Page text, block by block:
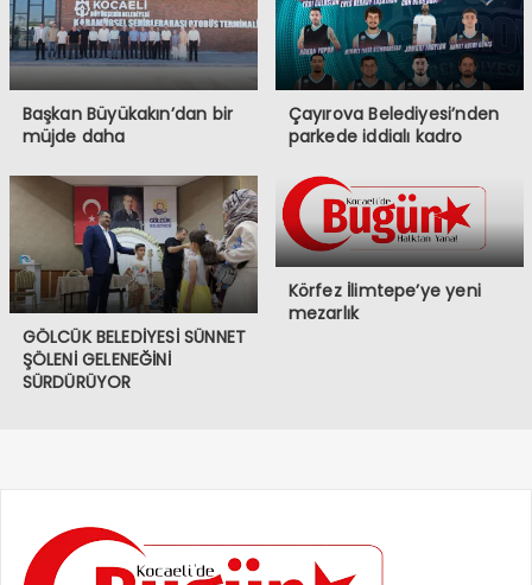
Başkan Büyükakın’dan bir
müjde daha
Çayırova Belediyesi’nden
parkede iddialı kadro
GÖLCÜK BELEDİYESİ SÜNNET
ŞÖLENİ GELENEĞİNİ
SÜRDÜRÜYOR
Körfez İlimtepe’ye yeni
mezarlık